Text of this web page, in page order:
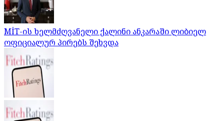
MİT-ის ხელმძღვანელი ქალინი ანკარაში ლიბიელ
ოფიციალურ პირებს შეხვდა